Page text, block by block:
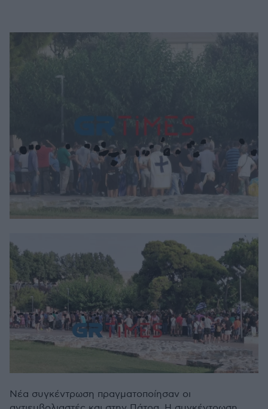
Νέα συγκέντρωση πραγματοποίησαν οι